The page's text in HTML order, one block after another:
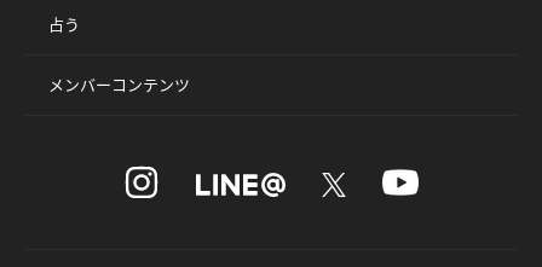
占う
メンバーコンテンツ